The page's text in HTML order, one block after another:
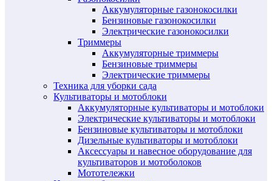
Аккумуляторные газонокосилки
Бензиновые газонокосилки
Электрические газонокосилки
Триммеры
Аккумуляторные триммеры
Бензиновые триммеры
Электрические триммеры
Техника для уборки сада
Культиваторы и мотоблоки
Аккумуляторные культиваторы и мотоблоки
Электрические культиваторы и мотоблоки
Бензиновые культиваторы и мотоблоки
Дизельные культиваторы и мотоблоки
Аксессуары и навесное оборудование для
культиваторов и мотоболоков
Мототележки